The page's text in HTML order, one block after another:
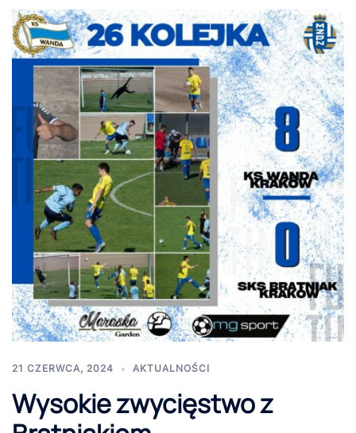
21 CZERWCA, 2024 AKTUALNOŚCI
Wysokie zwycięstwo z